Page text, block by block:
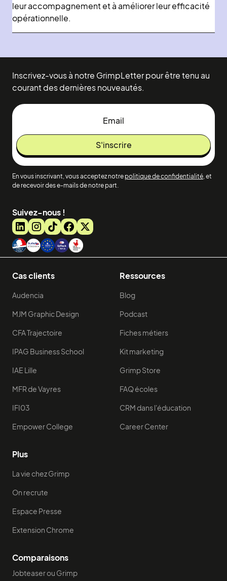
leur accompagnement et à améliorer leur efficacité
opérationnelle.
Inscrivez-vous à notre GrimpLetter pour être tenu au
courant des dernières nouveautés.
En vous inscrivant, vous acceptez notre politique de confidentialité, et
de recevoir des e-mails de notre part.
Suivez-nous !
Cas clients
Audencia
MJM Graphic Design
CFA Trajectoire
IPAG Business School
IAE Lille
MFR de Vayres
IFI03
Empower College
Ressources
Blog
Podcast
Fiches métiers
Kit marketing
Grimp Store
FAQ écoles
CRM dans l'éducation
Career Center
Plus
La vie chez Grimp
On recrute
Espace Presse
Extension Chrome
Comparaisons
Jobteaser ou Grimp